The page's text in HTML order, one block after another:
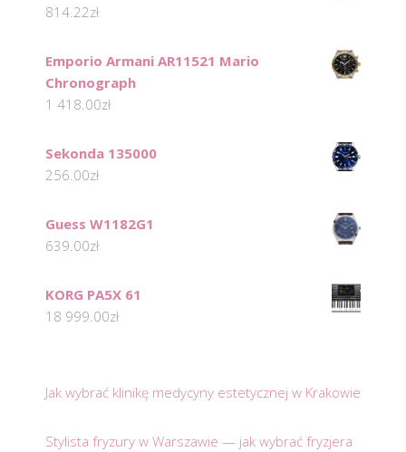
814.22zł
Emporio Armani AR11521 Mario
Chronograph
1 418.00zł
Sekonda 135000
256.00zł
Guess W1182G1
639.00zł
KORG PA5X 61
18 999.00zł
Jak wybrać klinikę medycyny estetycznej w Krakowie
Stylista fryzury w Warszawie — jak wybrać fryzjera